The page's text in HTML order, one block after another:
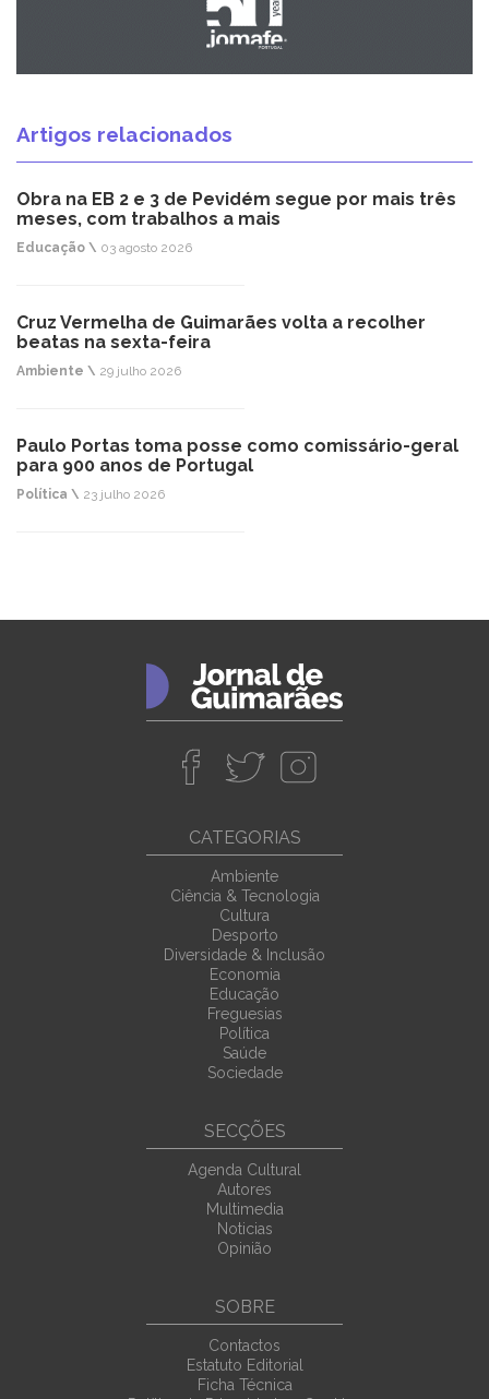
Artigos relacionados
Obra na EB 2 e 3 de Pevidém segue por mais três
meses, com trabalhos a mais
Educação \ 03 agosto 2026
Cruz Vermelha de Guimarães volta a recolher
beatas na sexta-feira
Ambiente \ 29 julho 2026
Paulo Portas toma posse como comissário-geral
para 900 anos de Portugal
Política \ 23 julho 2026
CATEGORIAS
Ambiente
Ciência & Tecnologia
Cultura
Desporto
Diversidade & Inclusão
Economia
Educação
Freguesias
Política
Saúde
Sociedade
SECÇÕES
Agenda Cultural
Autores
Multimedia
Noticias
Opinião
SOBRE
Contactos
Estatuto Editorial
Ficha Técnica